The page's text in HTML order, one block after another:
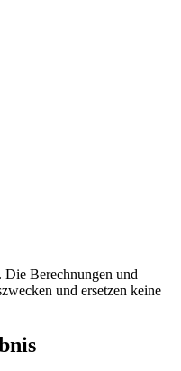
Berechnungen und
und ersetzen keine